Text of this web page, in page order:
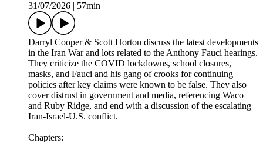
31/07/2026
57min
Darryl Cooper & Scott Horton discuss the latest developments
in the Iran War and lots related to the Anthony Fauci hearings.
They criticize the COVID lockdowns, school closures,
masks, and Fauci and his gang of crooks for continuing
policies after key claims were known to be false. They also
cover distrust in government and media, referencing Waco
and Ruby Ridge, and end with a discussion of the escalating
Iran-Israel-U.S. conflict.
Chapters: